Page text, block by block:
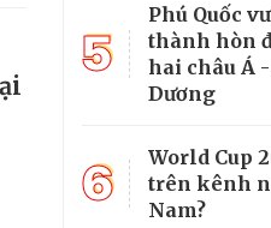
5
Phú Quốc
thành hòn
hai châu Á
Dương
6
World Cup
trên kênh
Nam?